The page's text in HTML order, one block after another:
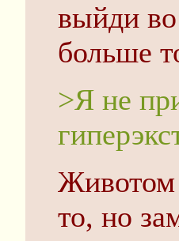
выйди во
больше
>Я не
Животом
то, но